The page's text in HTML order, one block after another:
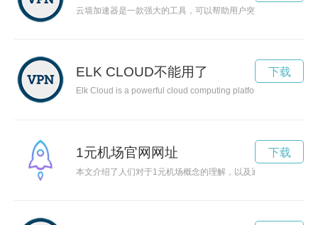
云墙加速器是一款强大的工具，可以帮助用户突破网络访问限
ELK CLOUD不能用了
Elk Cloud is a powerful cloud computing platform that offers
下载
1元机场官网网址
本文介绍了人们对于1元机场概念的理解，以及通过这种方式可
下载